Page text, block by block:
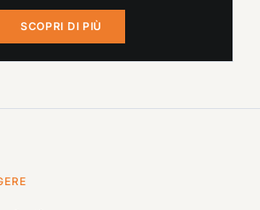
SCOPRI DI PIÙ